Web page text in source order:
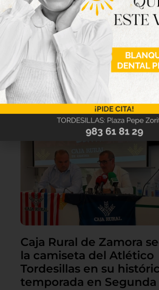
Lo último
Caja Rural de Zamora
la camiseta del Atlético
Tordesillas en su
temporada en Segunda